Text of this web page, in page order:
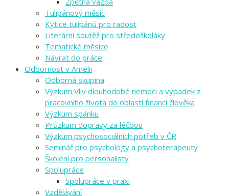
Tulipánový měsíc
Kytice tulipánů pro radost
Literární soutěž pro středoškoláky
Tematické měsíce
Návrat do práce
Odbornost v Amelii
Odborná skupina
Výzkum Vliv dlouhodobé nemoci a výpadek z
pracovního života do oblasti financí člověka
Výzkum spánku
Průzkum dopravy za léčbou
Výzkum psychosociálních potřeb v ČR
Seminář pro psychology a psychoterapeuty
Školení pro personalisty
Spolupráce
Spolupráce v praxi
Vzdělávání